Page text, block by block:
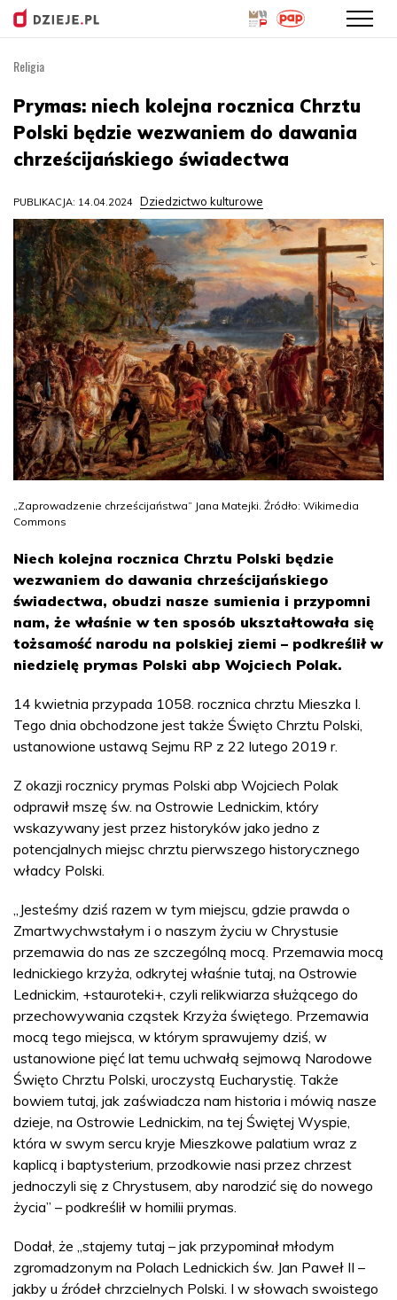
treści
Religia
Prymas: niech kolejna rocznica Chrztu
Polski będzie wezwaniem do dawania
chrześcijańskiego świadectwa
PUBLIKACJA: 14.04.2024 Dziedzictwo kulturowe
„Zaprowadzenie chrześcijaństwa” Jana Matejki. Źródło: Wikimedia
Commons
Niech kolejna rocznica Chrztu Polski będzie
wezwaniem do dawania chrześcijańskiego
świadectwa, obudzi nasze sumienia i przypomni
nam, że właśnie w ten sposób ukształtowała się
tożsamość narodu na polskiej ziemi – podkreślił w
niedzielę prymas Polski abp Wojciech Polak.
14 kwietnia przypada 1058. rocznica chrztu Mieszka I.
Tego dnia obchodzone jest także Święto Chrztu Polski,
ustanowione ustawą Sejmu RP z 22 lutego 2019 r.
Z okazji rocznicy prymas Polski abp Wojciech Polak
odprawił mszę św. na Ostrowie Lednickim, który
wskazywany jest przez historyków jako jedno z
potencjalnych miejsc chrztu pierwszego historycznego
władcy Polski.
„Jesteśmy dziś razem w tym miejscu, gdzie prawda o
Zmartwychwstałym i o naszym życiu w Chrystusie
przemawia do nas ze szczególną mocą. Przemawia mocą
lednickiego krzyża, odkrytej właśnie tutaj, na Ostrowie
Lednickim, +stauroteki+, czyli relikwiarza służącego do
przechowywania cząstek Krzyża świętego. Przemawia
mocą tego miejsca, w którym sprawujemy dziś, w
ustanowione pięć lat temu uchwałą sejmową Narodowe
Święto Chrztu Polski, uroczystą Eucharystię. Także
bowiem tutaj, jak zaświadcza nam historia i mówią nasze
dzieje, na Ostrowie Lednickim, na tej Świętej Wyspie,
która w swym sercu kryje Mieszkowe palatium wraz z
kaplicą i baptysterium, przodkowie nasi przez chrzest
jednoczyli się z Chrystusem, aby narodzić się do nowego
życia” – podkreślił w homilii prymas.
Dodał, że „stajemy tutaj – jak przypominał młodym
zgromadzonym na Polach Lednickich św. Jan Paweł II –
jakby u źródeł chrzcielnych Polski. I w słowach swoistego